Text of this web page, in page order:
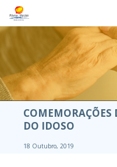
DO IDOSO
18 Outubro, 2019